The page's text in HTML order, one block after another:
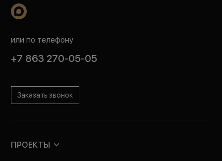
или по телефону
+7 863 270-05-05
Заказать звонок
ПРОЕКТЫ